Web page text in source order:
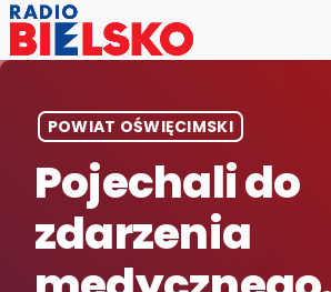
POWIAT OŚWIĘCIMSKI
Pojechali do
zdarzenia